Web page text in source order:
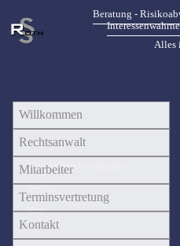
Beratung -
Alles
Willkommen
Rechtsanwalt
Tätigkeitsschwerpunkte
Service
Vita
Mitarbeiter
Terminsvertretung
Kontakt